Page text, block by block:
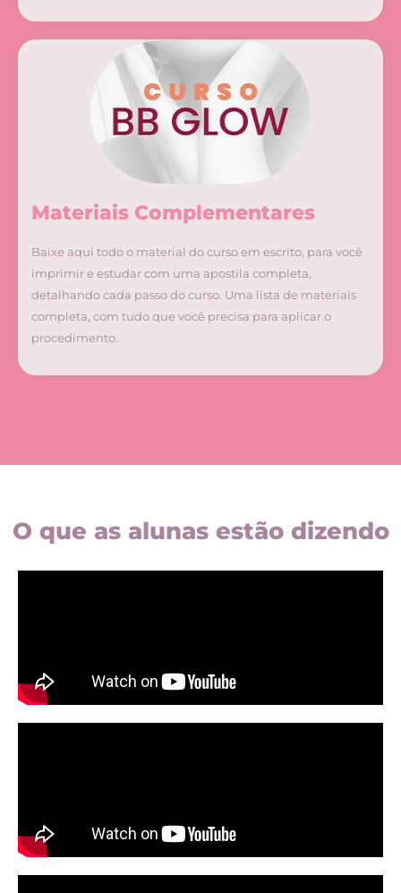
Materiais Complementares
Baixe aqui todo o material do curso em escrito, para você
imprimir e estudar com uma apostila completa,
detalhando cada passo do curso. Uma lista de materiais
completa, com tudo que você precisa para aplicar o
procedimento.
O que as alunas estão dizendo